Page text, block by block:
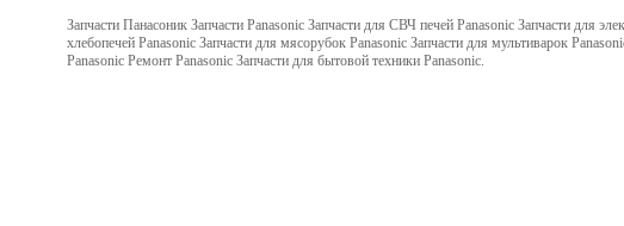
Запчасти Панасоник Запчасти Panasonic Запчасти для СВЧ печей Panasonic Запчасти для
хлебопечей Panasonic Запчасти для мясорубок Panasonic Запчасти для мультиварок
Panasonic Ремонт Panasonic Запчасти для бытовой техники Panasonic.